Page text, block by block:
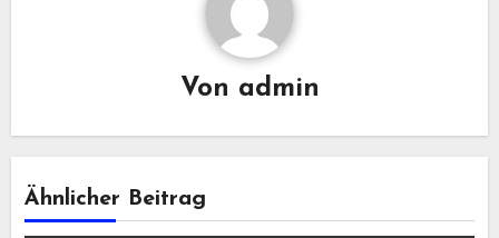
Von admin
Ähnlicher Beitrag